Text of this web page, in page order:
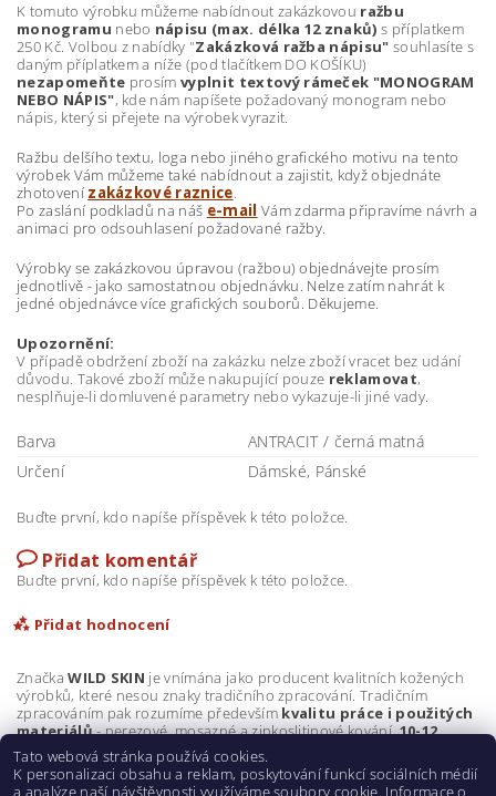
K tomuto výrobku můžeme nabídnout zakázkovou ražbu
monogramu nebo nápisu (max. délka 12 znaků)s příplatkem
250 Kč. Volbou z nabídky "Zakázková ražba nápisu"souhlasíte s
daným příplatkem a níže (pod tlačítkem DO KOŠÍKU)
nezapomeňte prosím vyplnit textový rámeček "MONOGRAM
NEBO NÁPIS", kde nám napíšete požadovaný monogram nebo
nápis, který si přejete na výrobek vyrazit.
Ražbu delšího textu, loga nebo jiného grafického motivu na tento
výrobek Vám můžeme také nabídnout a zajistit, když objednáte
zhotovení zakázkové raznice.
Po zaslání podkladů na náš e-mail Vám zdarma připravíme návrh a
animaci pro odsouhlasení požadované ražby.
Výrobky se zakázkovou úpravou (ražbou) objednávejte prosím
jednotlivě - jako samostatnou objednávku. Nelze zatím nahrát k
jedné objednávce více grafických souborů. Děkujeme.
Upozornění:
V případě obdržení zboží na zakázku nelze zboží vracet bez udání
důvodu. Takové zboží může nakupující pouze reklamovat,
nesplňuje-li domluvené parametry nebo vykazuje-li jiné vady.
Barva
ANTRACIT / černá matná
Určení
Dámské, Pánské
Buďte první, kdo napíše příspěvek k této položce.
Přidat komentář
Buďte první, kdo napíše příspěvek k této položce.
Přidat hodnocení
ZnačkaWILD SKIN je vnímána jako producent kvalitních kožených
výrobků, které nesou znaky tradičního zpracování. Tradičním
zpracováním pak rozumíme především kvalitu práce i použitých
materiálů- nerezové, mosazné a zinkoslitinové kování,10-12
uncová kůže a důraz na perfektní
Tato webová stránka používá cookies.
K personalizaci obsahu a reklam, poskytování funkcí sociálních médií
a analýze naší návštěvnosti využíváme soubory cookie. Informace o